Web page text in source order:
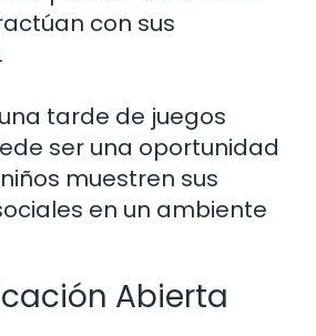
con sus
tarde de juegos
ser una oportunidad
muestren sus
en un ambiente
Abierta